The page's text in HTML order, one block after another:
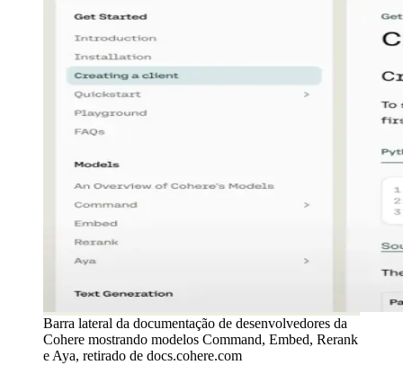
Barra lateral da documentação de desenvolvedores da
Cohere mostrando modelos Command, Embed, Rerank
e Aya, retirado de docs.cohere.com